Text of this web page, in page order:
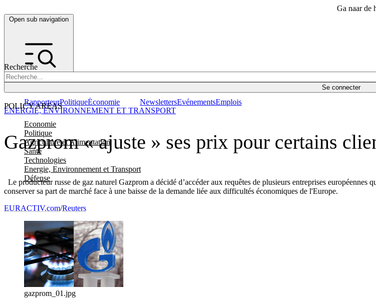
Ga naar de
Open sub navigation
Recherche
Se connecter
POLICY AREAS
Economie
Politique
Agriculture et Alimentation
Santé
Technologies
Energie, Environnement et Transport
Défense
RapporteurPolitiqueÉconomie NewslettersEvénementsEmplois
Gazprom « ajuste » ses prix pour certains
Le producteur russe de gaz naturel Gazprom a décidé d’accéder aux requêtes de plusieurs entreprises
conserver sa part de marché face à une baisse de la demande liée aux difficultés économiques de l'Europe.
ENERGIE, ENVIRONNEMENT ET TRANSPORT
EURACTIV.com/Reuters
gazprom_01.jpg